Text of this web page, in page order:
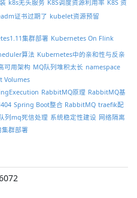
k8s无头服务 K8S调度资源利用率 K8S 资
证书过期了 kubelet资源预留
集群部署 Kubernetes On Flink
算法 Kubernetes中的亲和性与反亲
可用架构 MQ队列堆积太长 namespace
Volumes
RabbitMQ原理 RabbitMQ基
Spring Boot整合 RabbitMQ traefik配
列mq死信处理 系统稳定性建设 网络隔离
群部署